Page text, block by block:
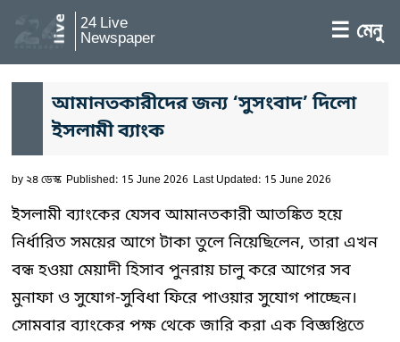
24 Live
Newspaper ☰ মেনু
আমানতকারীদের জন্য ‘সুসংবাদ’ দিলো
ইসলামী ব্যাংক
by২৪ ডেস্ক Published: 15 June 2026 Last Updated: 15 June 2026
ইসলামী ব্যাংকের যেসব আমানতকারী আতঙ্কিত হয়ে
নির্ধারিত সময়ের আগে টাকা তুলে নিয়েছিলেন, তারা এখন
বন্ধ হওয়া মেয়াদী হিসাব পুনরায় চালু করে আগের সব
মুনাফা ও সুযোগ-সুবিধা ফিরে পাওয়ার সুযোগ পাচ্ছেন।
সোমবার ব্যাংকের পক্ষ থেকে জারি করা এক বিজ্ঞপ্তিতে